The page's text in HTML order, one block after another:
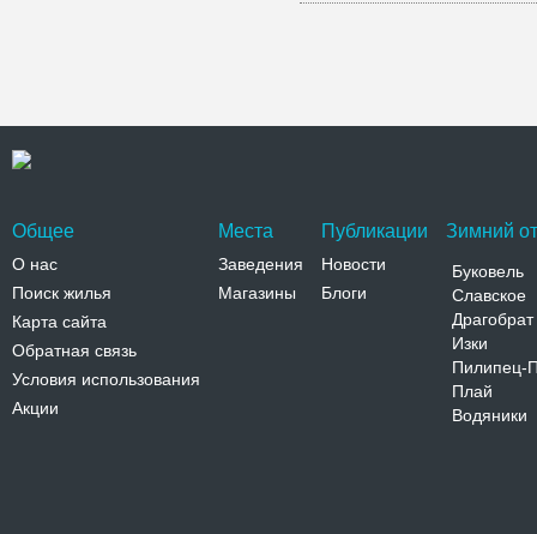
Общее
О нас
Поиск жилья
Карта сайта
Обратная связь
Условия использования
Акции
Места
Заведения
Магазины
Публикации
Новости
Блоги
Зимний
Буковель
Славское
Драгобрат
Изки
Пилипец-
Плай
Водяники